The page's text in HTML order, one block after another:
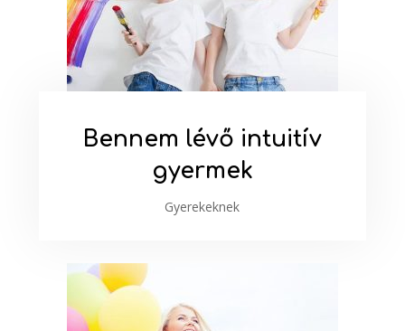
Bennem lévő intuitív
gyermek
Gyerekeknek